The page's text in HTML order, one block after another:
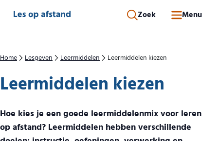
Direct naar inhoud
Zoek Menu
Home Lesgeven Leermiddelen Leermiddelen kiezen
Leermiddelen kiezen
Hoe kies je een goede leermiddelenmix voor leren
op afstand? Leermiddelen hebben verschillende